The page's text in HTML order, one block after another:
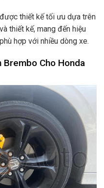
thiết kế tối ưu dựa trên
thiết kế, mang đến hiệu
hợp với nhiều dòng xe.
Brembo Cho Honda